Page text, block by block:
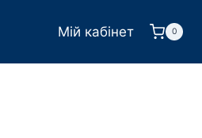
Мій кабінет 0